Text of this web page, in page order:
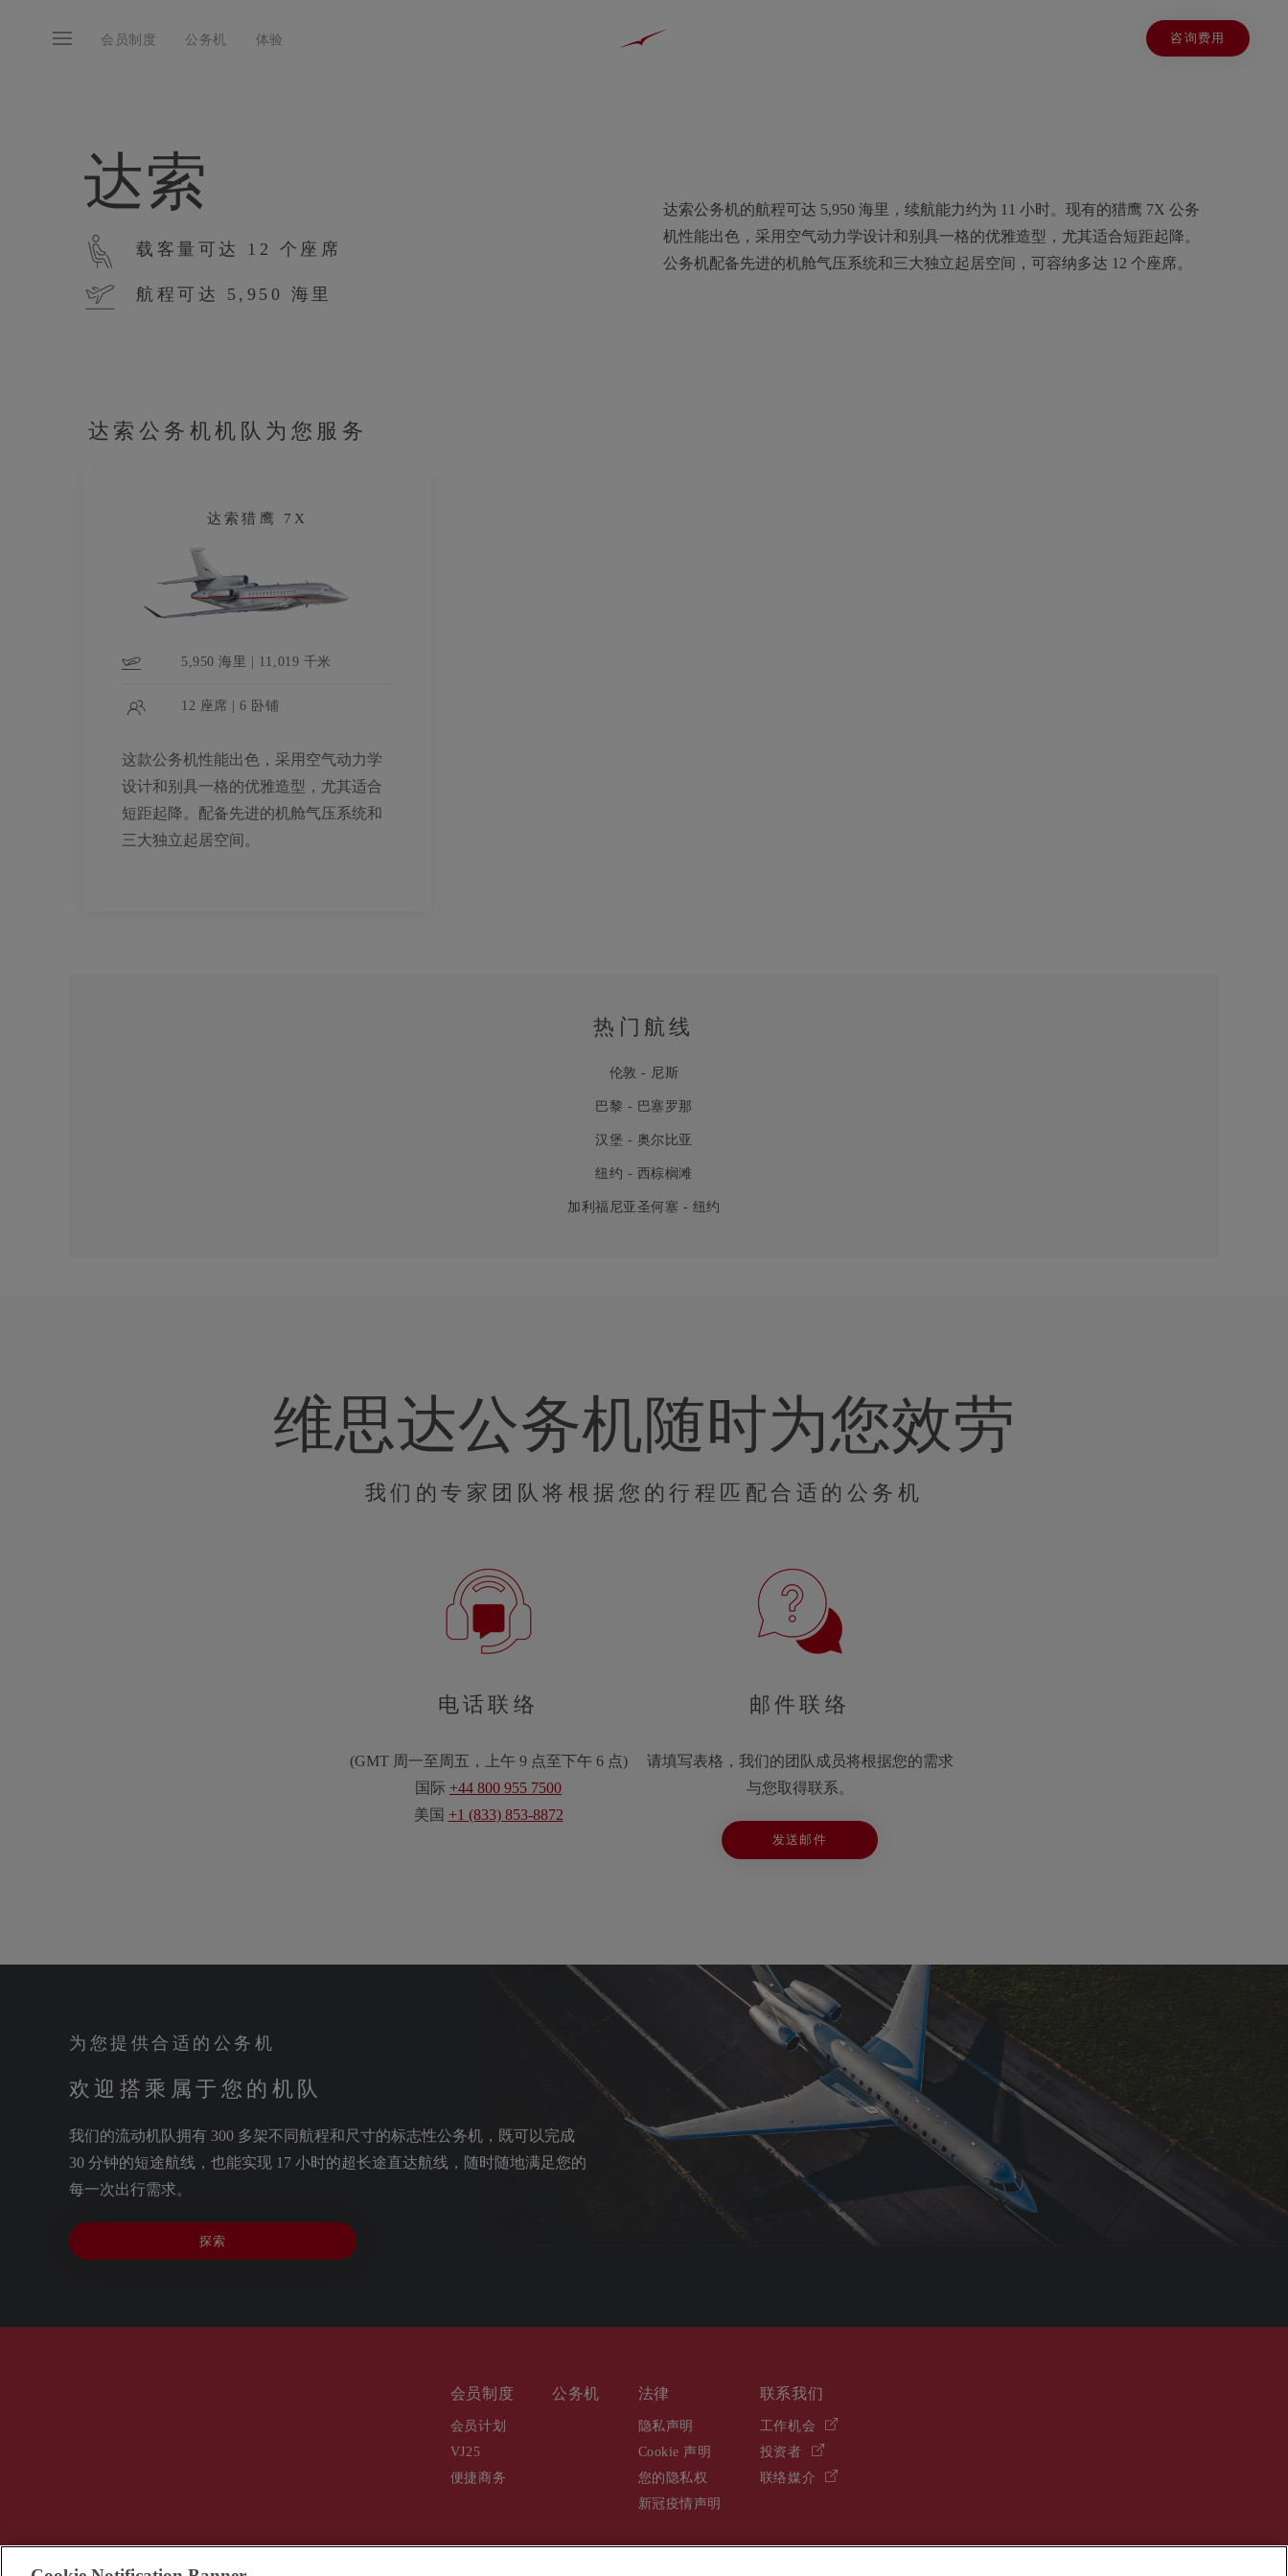
会员制度 公务机 体验 咨询费用
达索公务机的航程可达 5,950 海里，续航能力约为 11 小时。现有的猎鹰 7X 公务
机性能出色，采用空气动力学设计和别具一格的优雅造型，尤其适合短距起降。
公务机配备先进的机舱气压系统和三大独立起居空间，可容纳多达 12 个座席。
达索
载客量可达 12 个座席
航程可达 5,950 海里
达索公务机机队为您服务
达索猎鹰 7X
5,950 海里 | 11,019 千米
12 座席 | 6 卧铺
这款公务机性能出色，采用空气动力学
设计和别具一格的优雅造型，尤其适合
短距起降。配备先进的机舱气压系统和
三大独立起居空间。
热门航线
伦敦 - 尼斯
巴黎 - 巴塞罗那
汉堡 - 奥尔比亚
纽约 - 西棕榈滩
加利福尼亚圣何塞 - 纽约
维思达公务机随时为您效劳
我们的专家团队将根据您的行程匹配合适的公务机
电话联络
(GMT 周一至周五，上午 9 点至下午 6 点)
国际 +44 800 955 7500
美国 +1 (833) 853-8872
邮件联络
请填写表格，我们的团队成员将根据您的需求
与您取得联系。
发送邮件
为您提供合适的公务机
欢迎搭乘属于您的机队
我们的流动机队拥有 300 多架不同航程和尺寸的标志性公务机，既可以完成
30 分钟的短途航线，也能实现 17 小时的超长途直达航线，随时随地满足您的
每一次出行需求。
探索
会员制度
会员计划
VJ25
便捷商务
公务机 法律
隐私声明
Cookie 声明
您的隐私权
新冠疫情声明
联系我们
工作机会
投资者
联络媒介
© VistaJet (Beijing) Aviation Service Consulting Co., Ltd. (维捷斯恩(北京)航空服务咨询有限公司) 2025. 维思达公务机、维思达、维思达公务机标志均为维思达公务机的注册商标。保留所有权利。维思达公